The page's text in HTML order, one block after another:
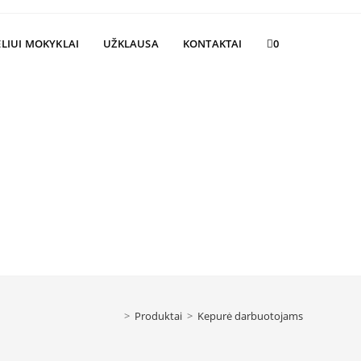
MOKYKLAI UŽKLAUSA KONTAKTAI 0
> Produktai > Kepurė darbuotojams